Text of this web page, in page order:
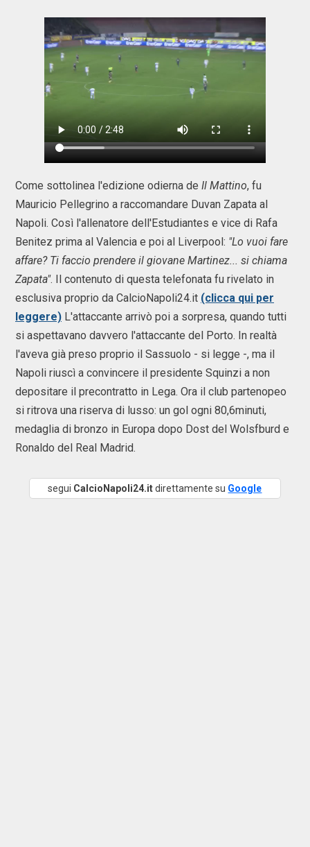
Come sottolinea l'edizione odierna de Il Mattino, fu
Mauricio Pellegrino a raccomandare Duvan Zapata al
Napoli. Così l'allenatore dell'Estudiantes e vice di Rafa
Benitez prima al Valencia e poi al Liverpool: "Lo vuoi fare
affare? Ti faccio prendere il giovane Martinez... si chiama
Zapata". Il contenuto di questa telefonata fu rivelato in
esclusiva proprio da CalcioNapoli24.it (clicca qui per
leggere) L'attaccante arrivò poi a sorpresa, quando tutti
si aspettavano davvero l'attaccante del Porto. In realtà
l'aveva già preso proprio il Sassuolo - si legge -, ma il
Napoli riuscì a convincere il presidente Squinzi a non
depositare il precontratto in Lega. Ora il club partenopeo
si ritrova una riserva di lusso: un gol ogni 80,6minuti,
medaglia di bronzo in Europa dopo Dost del Wolsfburd e
Ronaldo del Real Madrid.
segui CalcioNapoli24.itdirettamente su Google